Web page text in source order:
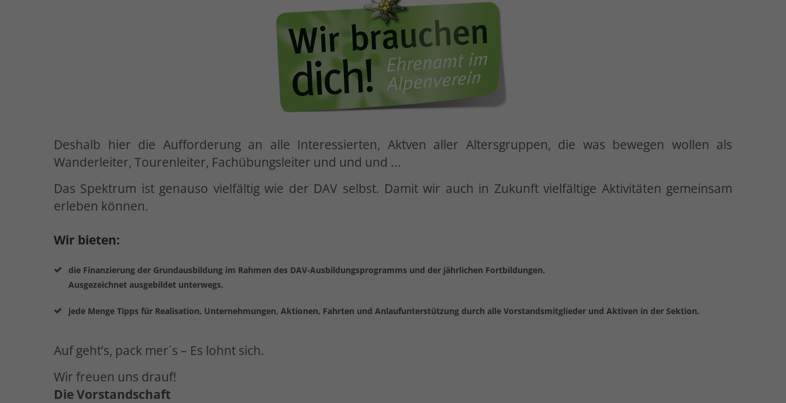
Deshalb hier die Aufforderung an alle Interessierten, Aktven aller Altersgruppen, die was bewegen wollen als
Wanderleiter, Tourenleiter, Fachübungsleiter und und und ...
Das Spektrum ist genauso vielfältig wie der DAV selbst. Damit wir auch in Zukunft vielfältige Aktivitäten gemeinsam
erleben können.
Wir bieten:
die Finanzierung der Grundausbildung im Rahmen des DAV-Ausbildungsprogramms und der jährlichen Fortbildungen.
Ausgezeichnet ausgebildet unterwegs.
jede Menge Tipps für Realisation, Unternehmungen, Aktionen, Fahrten und Anlaufunterstützung durch alle Vorstandsmitglieder und Aktiven in der Sektion.
Auf geht’s, pack mer´s – Es lohnt sich.
Wir freuen uns drauf!
Die Vorstandschaft